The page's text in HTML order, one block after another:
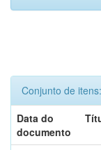
Conjunto de itens:
Data do
documento